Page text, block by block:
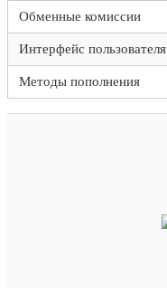
Обменные комиссии
Интерфейс пользователя
Методы пополнения